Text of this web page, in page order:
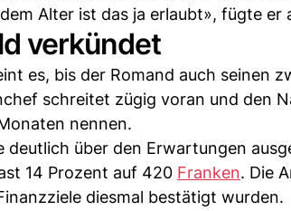
Alter ist das ja erlaubt», fügte er
verkündet
es, bis der Romand auch seinen
schreitet zügig voran und den
nennen.
über den Erwartungen
14 Prozent auf 420 Franken. Die
diesmal bestätigt wurden.